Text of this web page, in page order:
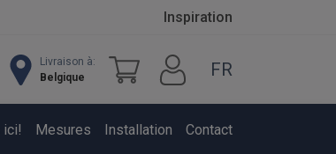
Inspiration
Livraison à:
Belgique
FR
ici! Mesures Installation Contact